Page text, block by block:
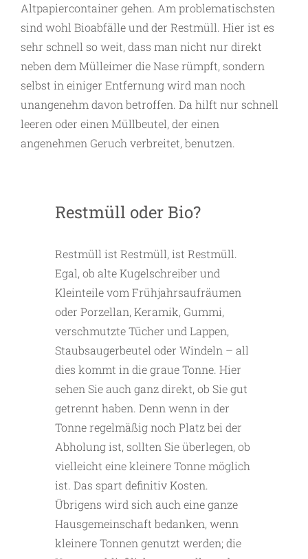
Altpapiercontainer gehen. Am problematischsten
sind wohl Bioabfälle und der Restmüll. Hier ist es
sehr schnell so weit, dass man nicht nur direkt
neben dem Mülleimer die Nase rümpft, sondern
selbst in einiger Entfernung wird man noch
unangenehm davon betroffen. Da hilft nur schnell
leeren oder einen Müllbeutel, der einen
angenehmen Geruch verbreitet, benutzen.
Restmüll oder Bio?
Restmüll ist Restmüll, ist Restmüll.
Egal, ob alte Kugelschreiber und
Kleinteile vom Frühjahrsaufräumen
oder Porzellan, Keramik, Gummi,
verschmutzte Tücher und Lappen,
Staubsaugerbeutel oder Windeln – all
dies kommt in die graue Tonne. Hier
sehen Sie auch ganz direkt, ob Sie gut
getrennt haben. Denn wenn in der
Tonne regelmäßig noch Platz bei der
Abholung ist, sollten Sie überlegen, ob
vielleicht eine kleinere Tonne möglich
ist. Das spart definitiv Kosten.
Übrigens wird sich auch eine ganze
Hausgemeinschaft bedanken, wenn
kleinere Tonnen genutzt werden; die